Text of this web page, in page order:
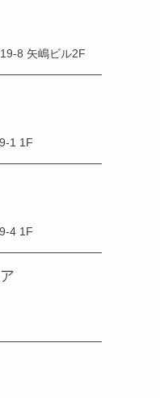
8 矢嶋ビル2F
1 1F
4 1F